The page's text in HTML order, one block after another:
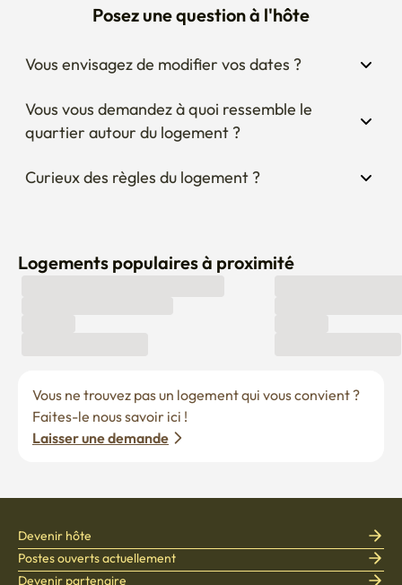
🚫 Les fumeurs à l'intérieur et les animaux domestiques
supplémentaire (frais de nettoyage spéciaux de 200 000
wons) sera facturé pour les infractions.
✅ parking : disponible
✅ Veuillez éviter les bruits forts, les fêtes ou les activités
qui perturbent les voisins. Les infractions peuvent
✅ Aucune inscription d'entreprise ou d'établissement
cessation du séjour sans remboursement, et des
Posez une question à l'hôte
Vous envisagez de modifier vos dates ?
Vous vous demandez à quoi ressemble le
quartier autour du logement ?
Curieux des règles du logement ?
Logements populaires à proximité
Vous ne trouvez pas un logement qui vous convient ?
Faites-le nous savoir ici !
Laisser une demande
Devenir hôte
Postes ouverts actuellement
Devenir partenaire